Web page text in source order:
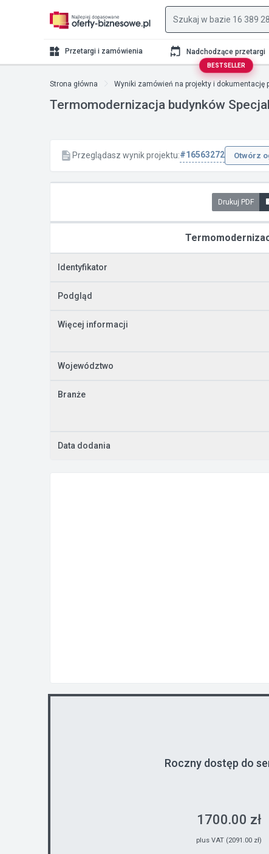
Przetargi i zamówienia Nadchodzące przetargi
BESTSELLER
Strona główna Wyniki zamówień na projekty i dokumentację
Termomodernizacja budynków
Przeglądasz wynik projektu:#16563272 Otwórz
Drukuj PDF
Identyfikator
Podgląd
Więcej informacji
Województwo
Branże
Data dodania
Roczny dostęp do
1700.00 zł
plus VAT (2091.00 zł)